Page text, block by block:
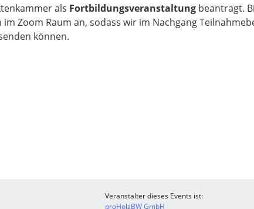
als Fortbildungsveranstaltung beantragt.
Zoom Raum an, sodass wir im Nachgang
können.
Veranstalter dieses Events ist:
proHolzBW GmbH